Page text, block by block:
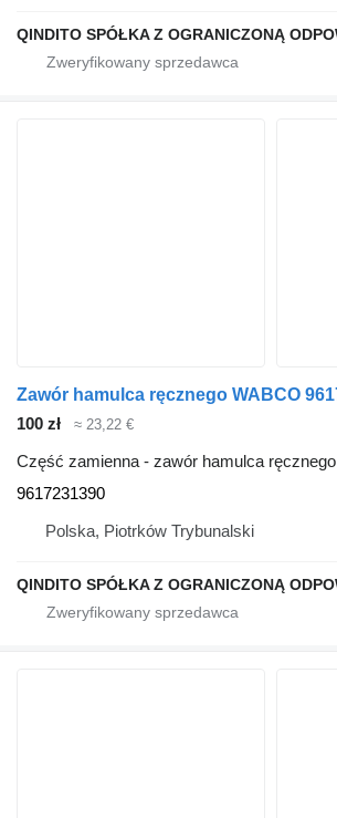
100 zł ≈ 23,22 €
Część zamienna - zawór hamulca ręcznego
9617231390
Polska, Piotrków Trybunalski